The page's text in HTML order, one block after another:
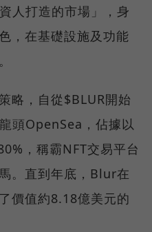
人打造的市場」，身
，在基礎設施及功能
略，自從$BLUR開始
頭OpenSea，佔據以
，稱霸NFT交易平台
。直到年底，Blur在
價值約8.18億美元的